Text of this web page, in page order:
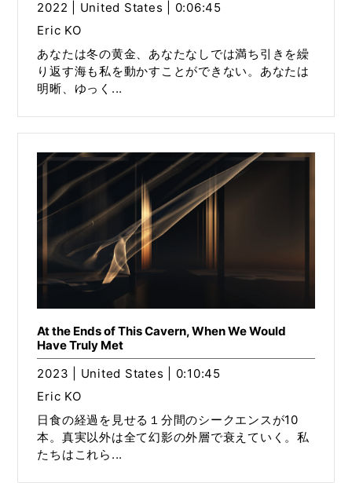
2022 | United States | 0:06:45
Eric KO
あなたは冬の黄金、あなたなしでは満ち引きを繰
り返す海も私を動かすことができない。あなたは
明晰、ゆっく...
At the Ends of This Cavern, When We Would
Have Truly Met
2023 | United States | 0:10:45
Eric KO
日食の経過を見せる１分間のシークエンスが10
本。真実以外は全て幻影の外層で衰えていく。私
たちはこれら...